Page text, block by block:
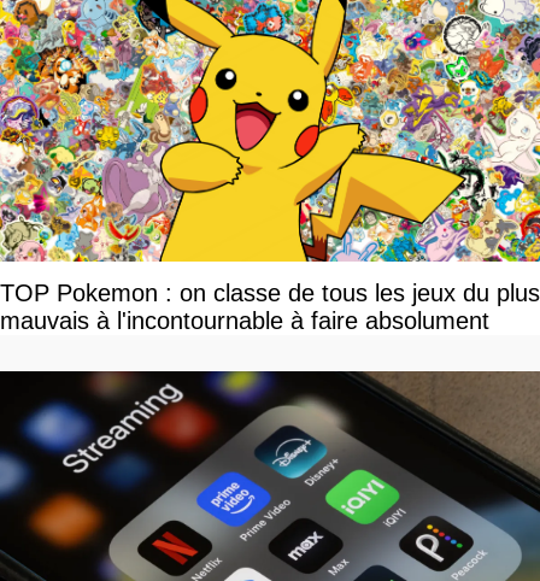
TOP Pokemon : on classe de tous les jeux du plus
mauvais à l'incontournable à faire absolument